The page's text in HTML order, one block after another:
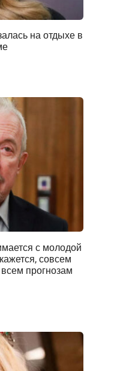
на отдыхе в
с молодой
совсем
прогнозам